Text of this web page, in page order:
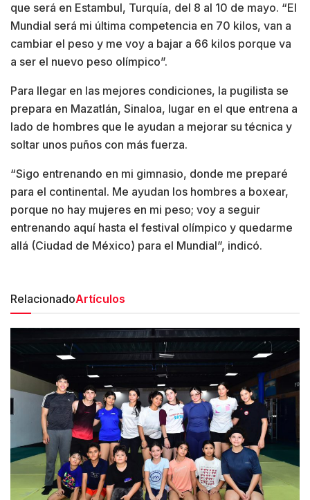
que será en Estambul, Turquía, del 8 al 10 de mayo. “El
Mundial será mi última competencia en 70 kilos, van a
cambiar el peso y me voy a bajar a 66 kilos porque va
a ser el nuevo peso olímpico”.
Para llegar en las mejores condiciones, la pugilista se
prepara en Mazatlán, Sinaloa, lugar en el que entrena a
lado de hombres que le ayudan a mejorar su técnica y
soltar unos puños con más fuerza.
“Sigo entrenando en mi gimnasio, donde me preparé
para el continental. Me ayudan los hombres a boxear,
porque no hay mujeres en mi peso; voy a seguir
entrenando aquí hasta el festival olímpico y quedarme
allá (Ciudad de México) para el Mundial”, indicó.
RelacionadoArtículos